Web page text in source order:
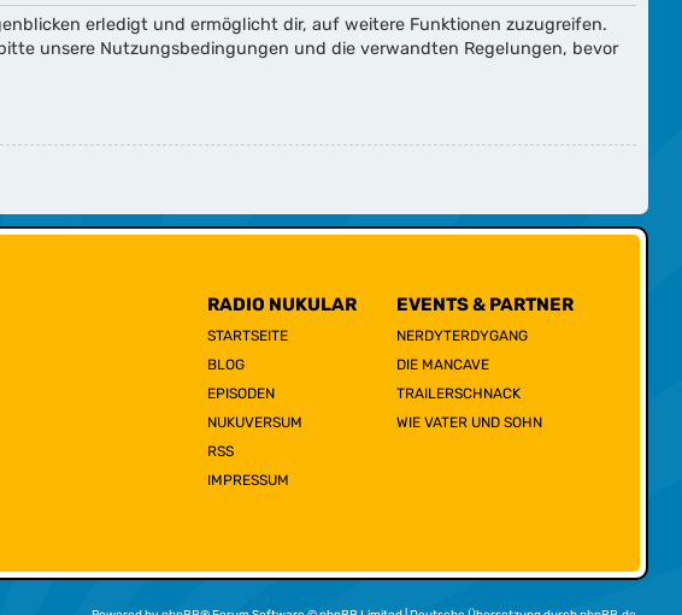
erledigt und ermöglicht dir, auf weitere Funktionen zuzugreifen.
unsere Nutzungsbedingungen und die verwandten Regelungen, bevor
RADIO NUKULAR
STARTSEITE
BLOG
EPISODEN
NUKUVERSUM
RSS
IMPRESSUM
EVENTS & PARTNER
NERDYTERDYGANG
DIE MANCAVE
TRAILERSCHNACK
WIE VATER UND SOHN